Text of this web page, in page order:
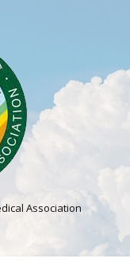
Association